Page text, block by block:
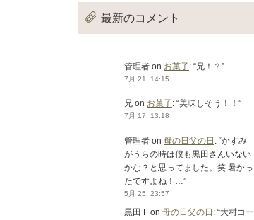
最新のコメント
管理者 on お菓子: “兄！？ ”
7月 21, 14:15
兄 on お菓子: “美味しそう！！ ”
7月 17, 13:18
管理者 on 母の日父の日 : “かすみ
がうらの時は僕も黒田さんいない
かな？と思ってました。笑 暑かっ
たですよね！… ”
5月 25, 23:57
黒田 F on 母の日父の日 : “大村コー